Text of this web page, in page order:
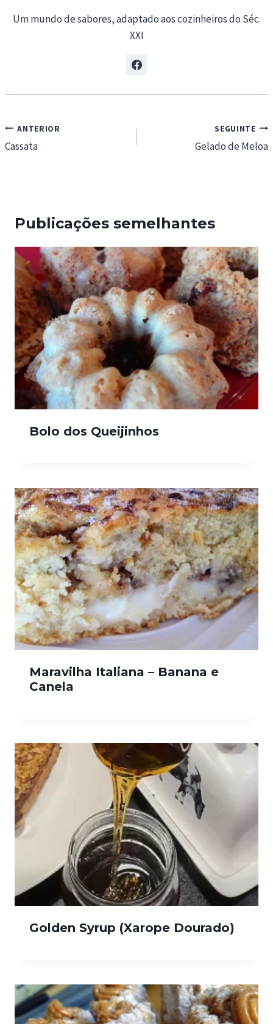
Um mundo de sabores, adaptado aos cozinheiros do Séc.
XXI
Navegação
de
ANTERIOR
Cassata
SEGUINTE
Gelado de Meloa
Publicações semelhantes
Bolo dos Queijinhos
Maravilha Italiana – Banana e
Canela
Golden Syrup (Xarope Dourado)